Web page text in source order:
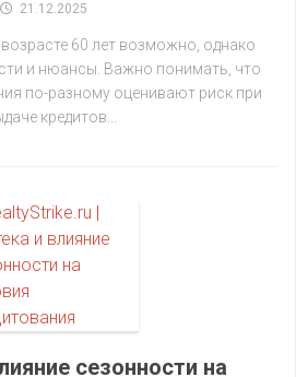
21.12.2025
60 лет возможно, однако
и нюансы. Важно понимать, что
по-разному оценивают риск при
кредитов...
сезонности на